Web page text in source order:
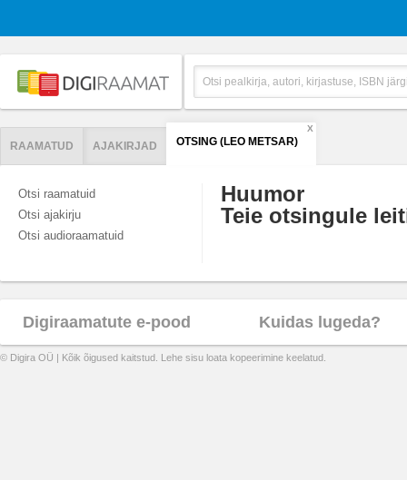
RAAMATUD AJAKIRJAD OTSING (LEO METSAR)
X
Otsi raamatuid
Otsi ajakirju
Otsi audioraamatuid
Huumor
Teie otsingule
Digiraamatute e-pood Kuidas lugeda?
© Digira OÜ | Kõik õigused kaitstud. Lehe sisu loata kopeerimine keelatud.